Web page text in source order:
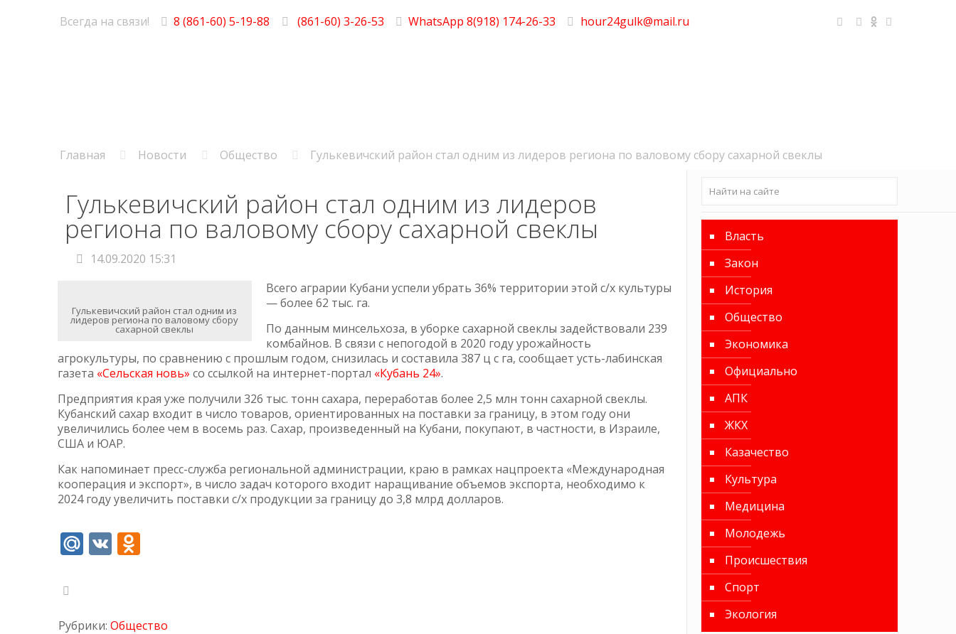
Всегда на связи! 8 (861-60) 5-19-88 (861-60) 3-26-53 WhatsApp 8(918) 174-26-33 hour24gulk@mail.ru
Главная Новости Общество Гулькевичский район стал одним из лидеров региона по валовому сбору сахарной свеклы
Гулькевичский район стал одним из лидеров
региона по валовому сбору сахарной свеклы
14.09.2020 15:31
Гулькевичский район стал одним из
лидеров региона по валовому сбору
сахарной свеклы
Всего аграрии Кубани успели убрать 36% территории этой с/х культуры
— более 62 тыс. га.
По данным минсельхоза, в уборке сахарной свеклы задействовали 239
комбайнов. В связи с непогодой в 2020 году урожайность
агрокультуры, по сравнению с прошлым годом, снизилась и составила 387 ц с га, сообщает усть-лабинская
газета «Сельская новь» со ссылкой на интернет-портал «Кубань 24».
Предприятия края уже получили 326 тыс. тонн сахара, переработав более 2,5 млн тонн сахарной свеклы.
Кубанский сахар входит в число товаров, ориентированных на поставки за границу, в этом году они
увеличились более чем в восемь раз. Сахар, произведенный на Кубани, покупают, в частности, в Израиле,
США и ЮАР.
Как напоминает пресс-служба региональной администрации, краю в рамках нацпроекта «Международная
кооперация и экспорт», в число задач которого входит наращивание объемов экспорта, необходимо к
2024 году увеличить поставки с/х продукции за границу до 3,8 млрд долларов.
Mail.Ru
VKOdnoklassniki
Рубрики: Общество
Власть
Закон
История
Общество
Экономика
Официально
АПК
ЖКХ
Казачество
Культура
Медицина
Молодежь
Происшествия
Спорт
Экология